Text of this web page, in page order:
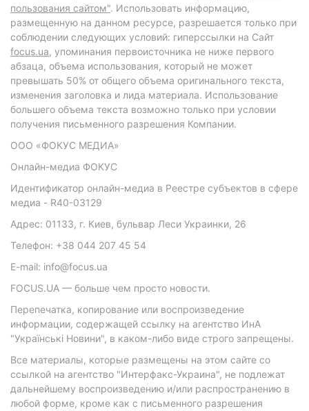
пользования сайтом". Использовать информацию,
размещенную на данном ресурсе, разрешается только при
соблюдении следующих условий: гиперссылки на Сайт
focus.ua, упоминания первоисточника не ниже первого
абзаца, объема использования, который не может
превышать 50% от общего объема оригинального текста,
изменения заголовка и лида материала. Использование
большего объема текста возможно только при условии
получения письменного разрешения Компании.
ООО «ФОКУС МЕДИА»
Онлайн-медиа ФОКУС
Идентификатор онлайн-медиа в Реестре субъектов в сфере
медиа - R40-03129
Адрес: 01133, г. Киев, бульвар Леси Украинки, 26
Телефон: +38 044 207 45 54
E-mail: info@focus.ua
FOCUS.UA — больше чем просто новости.
Перепечатка, копирование или воспроизведение
информации, содержащей ссылку на агентство ИнА
"Українські Новини", в каком-либо виде строго запрещены.
Все материалы, которые размещены на этом сайте со
ссылкой на агентство "Интерфакс-Украина", не подлежат
дальнейшему воспроизведению и/или распространению в
любой форме, кроме как с письменного разрешения